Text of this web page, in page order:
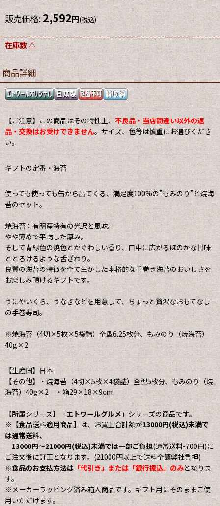
販売価格:2,592円(税込)
在庫数 △
商品詳細
【ご注意】この商品はその特性上、不良品・当店間違い以外の返
品・交換はお受けできません。サイズ、色等は慎重にお選びくださ
い。
ギフトの定番・海苔
使っても使っても缶から出てくる、満足度100%の”もみのり”と焼海
苔のセット。
焼海苔：有明産特有の光沢と風味。
やや薄めで平均した厚み。
そして青緑色の焼色とかぐわしい香り、口中に広がるほのかな甘味
ととろけるような舌ざわり。
良質の海苔の特徴を全て生かした本格的な手巻き海苔のおいしさを
お楽しみ頂けるギフトです。
うにやいくら、うなぎなどを用意して、ちょっと贅沢なおもてなし
の手巻寿司。
※焼海苔（4切×5枚×5袋詰）全型6.25枚分、もみのり（焼海苔）
40g×2
【生産国】日本
【その他】・焼海苔（4切×5枚×4袋詰）全型5枚分、もみのり（焼
海苔）40g×2 ・箱29×18×9cm
【所属シリーズ】「エトワールグルメ」シリーズの商品です。
※【食品送料適用商品】は、お買上合計額が13000円(税込)未満で
は通常送料、
13000円〜21000円(税込)未満では一部ご負担(通常送料-700円)に
ご注文後に訂正となります。(21000円以上で送料全額弊社負担)
※食品のお支払方法は「代引き」または「銀行振込」のみとなりま
す。
※メーカーラッピング済み箱入商品です。ギフト用にそのままご使
用いただけます。